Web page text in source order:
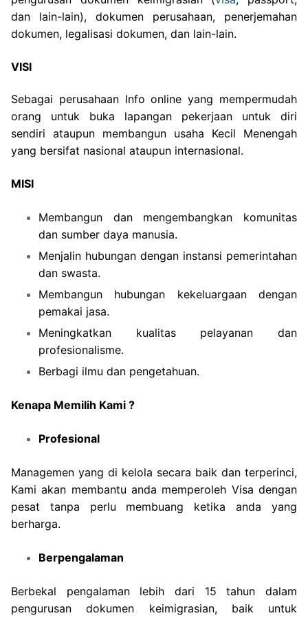
dan lain-lain), dokumen perusahaan, penerjemahan
dokumen, legalisasi dokumen, dan lain-lain.
VISI
Sebagai perusahaan Info online yang mempermudah
orang untuk buka lapangan pekerjaan untuk diri
sendiri ataupun membangun usaha Kecil Menengah
yang bersifat nasional ataupun internasional.
MISI
Membangun dan mengembangkan komunitas
dan sumber daya manusia.
Menjalin hubungan dengan instansi pemerintahan
dan swasta.
Membangun hubungan kekeluargaan dengan
pemakai jasa.
Meningkatkan kualitas pelayanan dan
profesionalisme.
Berbagi ilmu dan pengetahuan.
Kenapa Memilih Kami ?
Profesional
Managemen yang di kelola secara baik dan terperinci,
Kami akan membantu anda memperoleh Visa dengan
pesat tanpa perlu membuang ketika anda yang
berharga.
Berpengalaman
Berbekal pengalaman lebih dari 15 tahun dalam
pengurusan dokumen keimigrasian, baik untuk